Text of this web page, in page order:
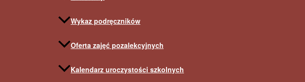
Wykaz podręczników
Oferta zajęć pozalekcyjnych
Kalendarz uroczystości szkolnych